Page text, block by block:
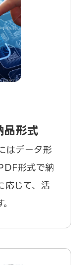
品形式
はデータ形
形式で納
応じて、活